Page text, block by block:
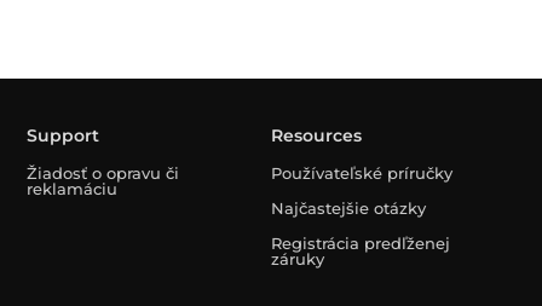
Support
Žiadosť o opravu či
reklamáciu
Resources
Používateľské príručky
Najčastejšie otázky
Registrácia predľženej
záruky